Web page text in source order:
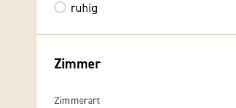
ruhig
Zimmer
Zimmerart